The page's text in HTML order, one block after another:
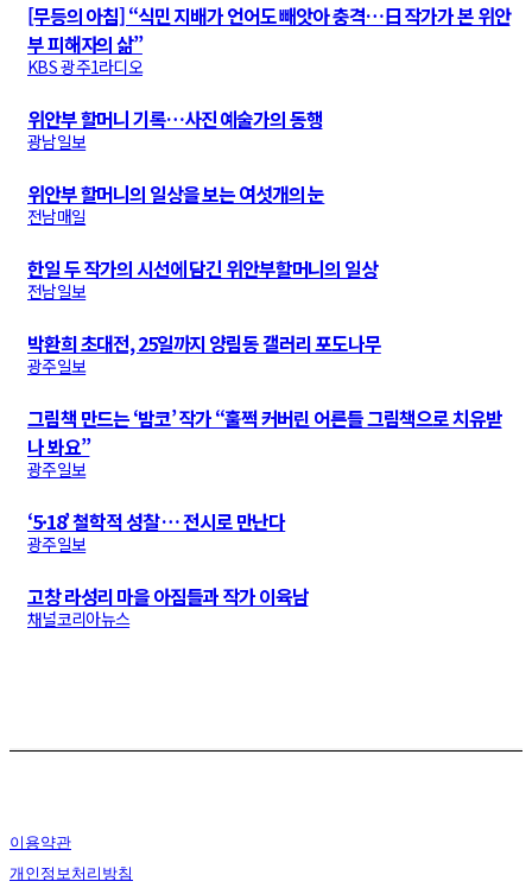
[무등의 아침] “식민 지배가 언어도 빼앗아 충격…日 작가가 본 위안
부 피해자의 삶”
KBS 광주1라디오
위안부 할머니 기록…사진 예술가의 동행
광남일보
위안부 할머니의 일상을 보는 여섯개의 눈
전남매일
한일 두 작가의 시선에 담긴 위안부할머니의 일상
전남일보
박환희 초대전, 25일까지 양림동 갤러리 포도나무
광주일보
그림책 만드는 ‘밤코’ 작가 “훌쩍 커버린 어른들 그림책으로 치유받
나 봐요”
광주일보
‘5·18’ 철학적 성찰 … 전시로 만난다
광주일보
고창 라성리 마을 아짐들과 작가 이육남
채널코리아뉴스
이용약관
개인정보처리방침